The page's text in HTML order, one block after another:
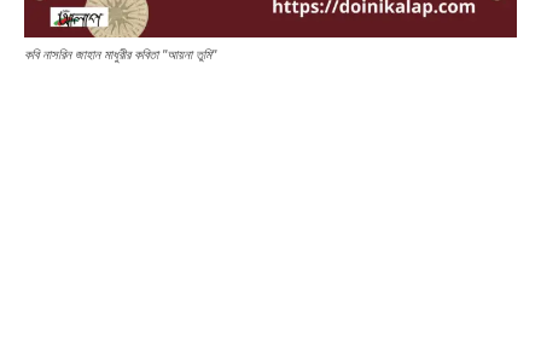
কবি নাসরিন জাহান মাধুরীর কবিতা ''আয়না তুমি''